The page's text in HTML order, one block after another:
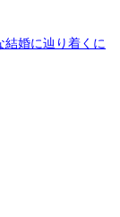
婚に辿り着くに